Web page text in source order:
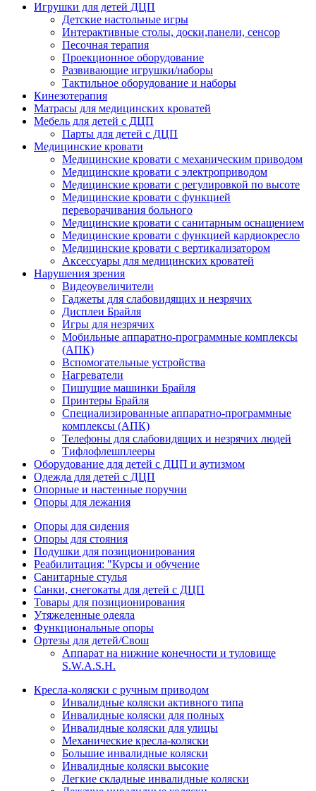
Игрушки для детей ДЦП
Детские настольные игры
Интерактивные столы, доски,панели, сенсор
Песочная терапия
Проекционное оборудование
Развивающие игрушки/наборы
Тактильное оборудование и наборы
Кинезотерапия
Матрасы для медицинских кроватей
Мебель для детей с ДЦП
Парты для детей с ДЦП
Медицинские кровати
Медицинские кровати с механическим приводом
Медицинские кровати с электроприводом
Медицинские кровати с регулировкой по высоте
Медицинские кровати с функцией
переворачивания больного
Медицинские кровати с санитарным оснащением
Медицинские кровати с функцией кардиокресло
Медицинские кровати с вертикализатором
Аксессуары для медицинских кроватей
Нарушения зрения
Видеоувеличители
Гаджеты для слабовидящих и незрячих
Дисплеи Брайля
Игры для незрячих
Мобильные аппаратно-программные комплексы
(АПК)
Вспомогательные устройства
Нагреватели
Пишущие машинки Брайля
Принтеры Брайля
Специализированные аппаратно-программные
комплексы (АПК)
Телефоны для слабовидящих и незрячих людей
Тифлофлешплееры
Оборудование для детей с ДЦП и аутизмом
Одежда для детей с ДЦП
Опорные и настенные поручни
Опоры для лежания
Опоры для сидения
Опоры для стояния
Подушки для позиционирования
Реабилитация: "Курсы и обучение
Санитарные стулья
Санки, снегокаты для детей с ДЦП
Товары для позиционирования
Утяжеленные одеяла
Функциональные опоры
Ортезы для детей/Свош
Аппарат на нижние конечности и туловище
S.W.A.S.H.
Кресла-коляски с ручным приводом
Инвалидные коляски активного типа
Инвалидные коляски для полных
Инвалидные коляски для улицы
Механические кресла-коляски
Большие инвалидные коляски
Инвалидные коляски высокие
Легкие складные инвалидные коляски